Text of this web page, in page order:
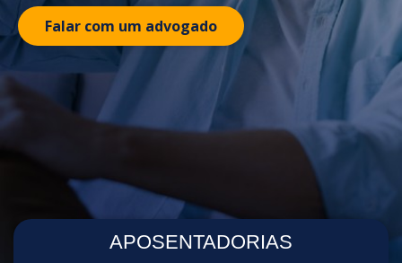
Falar com um advogado
APOSENTADORIAS